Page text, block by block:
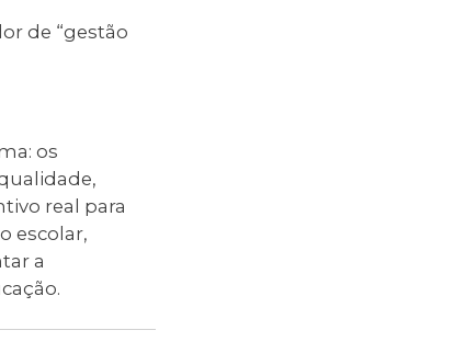
de “gestão
os
real para
escolar,
a